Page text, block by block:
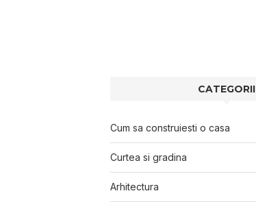
CATEGORII
Cum sa construiesti o casa
Curtea si gradina
Arhitectura